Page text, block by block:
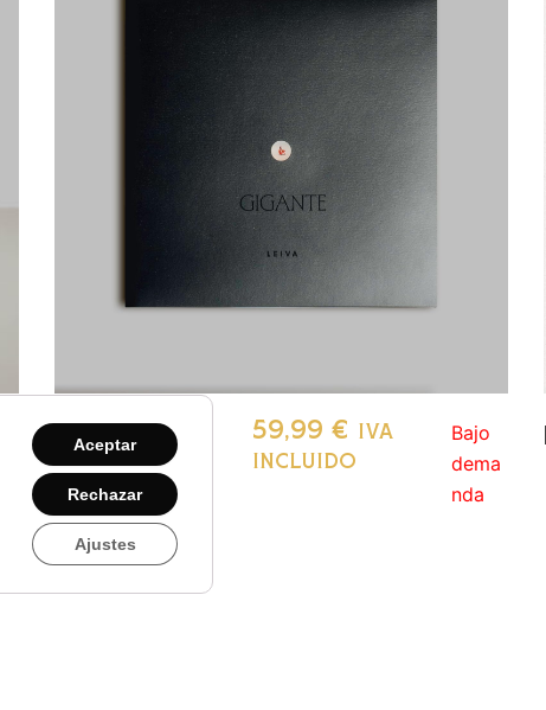
GIGANTE 59,99€
IVA
INCLUIDO
Bajo
dema
nda
Aceptar
Rechazar
Ajustes